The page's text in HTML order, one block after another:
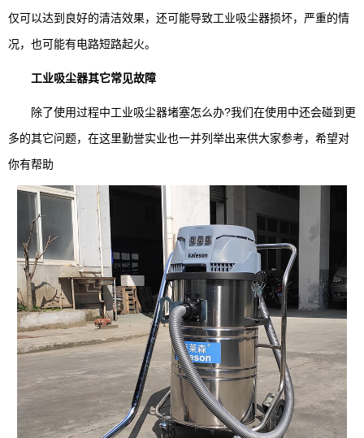
仅可以达到良好的清洁效果，还可能导致工业吸尘器损坏，严重的情
况，也可能有电路短路起火。
工业吸尘器其它常见故障
除了使用过程中工业吸尘器堵塞怎么办?我们在使用中还会碰到更
多的其它问题，在这里勤誉实业也一并列举出来供大家参考，希望对
你有帮助